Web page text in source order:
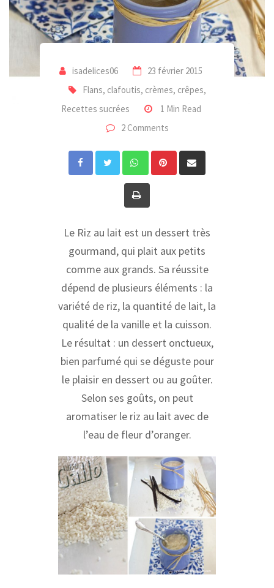
isadelices06
23 février 2015
Flans, clafoutis, crèmes, crêpes,
Recettes sucrées
1 Min Read
2 Comments
WhatsappPinterest
via
Le Riz au lait est un dessert très
gourmand, qui plait aux petits
comme aux grands. Sa réussite
dépend de plusieurs éléments : la
variété de riz, la quantité de lait, la
qualité de la vanille et la cuisson.
Le résultat : un dessert onctueux,
bien parfumé qui se déguste pour
le plaisir en dessert ou au goûter.
Selon ses goûts, on peut
aromatiser le riz au lait avec de
l’eau de fleur d’oranger.